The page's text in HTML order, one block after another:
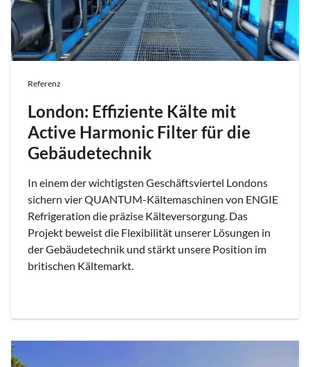
Referenz
London: Effiziente Kälte mit
Active Harmonic Filter für die
Gebäudetechnik
In einem der wichtigsten Geschäftsviertel Londons
sichern vier QUANTUM-Kältemaschinen von ENGIE
Refrigeration die präzise Kälteversorgung. Das
Projekt beweist die Flexibilität unserer Lösungen in
der Gebäudetechnik und stärkt unsere Position im
britischen Kältemarkt.